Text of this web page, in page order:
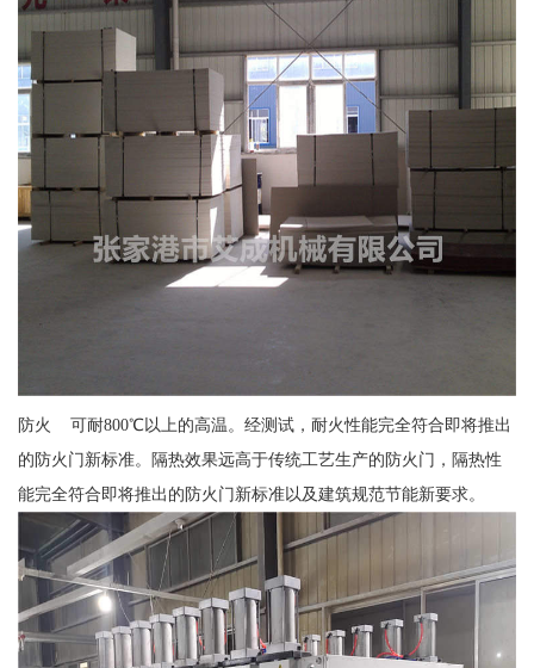
防火 可耐800℃以上的高温。经测试，耐火性能完全符合即将推出
的防火门新标准。隔热效果远高于传统工艺生产的防火门，隔热性
能完全符合即将推出的防火门新标准以及建筑规范节能新要求。